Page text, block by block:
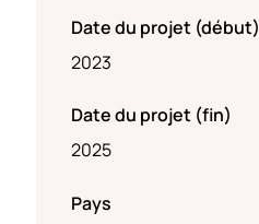
Date du projet (début)
2023
Date du projet (fin)
2025
Pays